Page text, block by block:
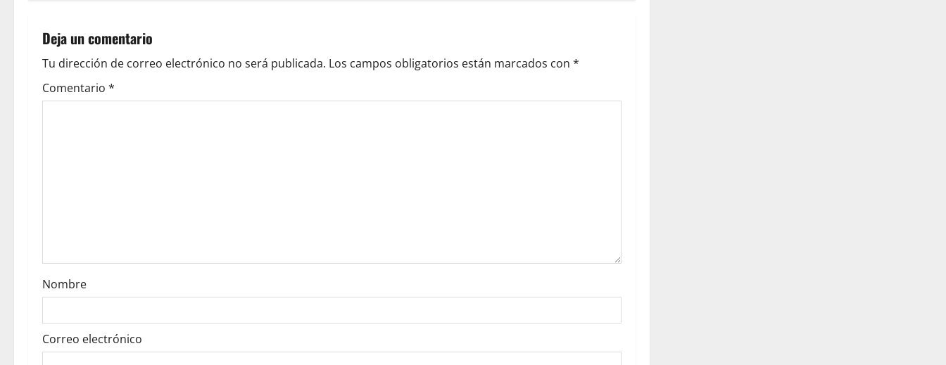
a
v
i
n
Deja un comentario
Tu dirección de correo electrónico no será publicada. Los campos obligatorios están marcados con *
Comentario *
Nombre
Correo electrónico